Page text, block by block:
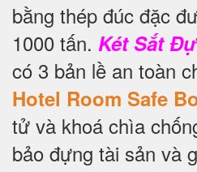
bằng thép đúc đặc
1000 tấn. Két Sắt
có 3 bản lề an toàn
Hotel Room Safe
tử và khoá chìa
bảo đựng tài sản và